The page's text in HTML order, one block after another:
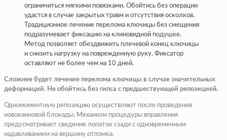
ограничиться мягкими повязками. Обойтись без операции
удастся в случае закрытых травм и отсутствия осколков.
Традиционное лечение перелома ключицы без смещения
подразумевает фиксацию на клиновидной подушке.
Метод позволяет обездвижить плечевой конец ключицы
и снизить нагрузку на поврежденную руку. Фиксатор
оставляют не более чем на 10 дней.
Сложнее будет лечение перелома ключицы в случае значительных
деформаций. Не обойтись без гипса с предшествующей репозицией.
Одномоментную репозицию осуществляют после проведения
новокаиновой блокады. Механизм процедуры вправления
предусматривает сведение лопаток сзади с одновременным
надавливанием на вершину отломка.